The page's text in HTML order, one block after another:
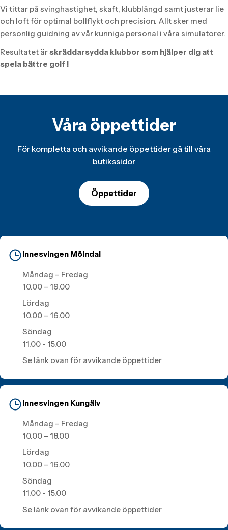
Vi tittar på svinghastighet, skaft, klubblängd samt justerar lie
och loft för optimal bollflykt och precision. Allt sker med
personlig guidning av vår kunniga personal i våra simulatorer.
Resultatet ärskräddarsydda klubbor som hjälper dig att
spela bättre golf !
Våra öppettider
För kompletta och avvikande öppettider gå till våra
butikssidor
Öppettider
Innesvingen Mölndal
Måndag – Fredag
10.00 – 19.00
Lördag
10.00 – 16.00
Söndag
11.00 - 15.00
Se länk ovan för avvikande öppettider
Innesvingen Kungälv
Måndag – Fredag
10.00 – 18.00
Lördag
10.00 – 16.00
Söndag
11.00 - 15.00
Se länk ovan för avvikande öppettider